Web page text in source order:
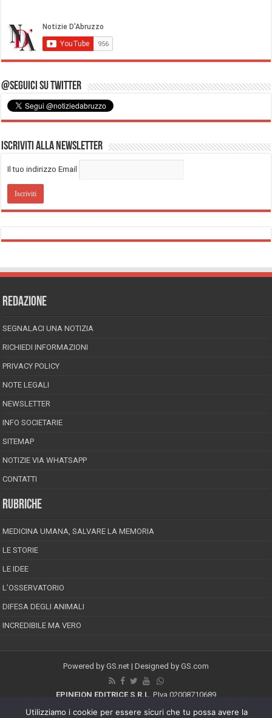
@Seguici su Twitter
Iscriviti alla Newsletter
Il tuo indirizzo Email
REDAZIONE
SEGNALACI UNA NOTIZIA
RICHIEDI INFORMAZIONI
PRIVACY POLICY
NOTE LEGALI
NEWSLETTER
INFO SOCIETARIE
SITEMAP
NOTIZIE VIA WHATSAPP
CONTATTI
RUBRICHE
MEDICINA UMANA, SALVARE LA MEMORIA
LE STORIE
LE IDEE
L’OSSERVATORIO
DIFESA DEGLI ANIMALI
INCREDIBILE MA VERO
Powered by GS.net | Designed by GS.com
EPINEION EDITRICE S.R.L. P.Iva 02008710689
Utilizziamo i cookie per essere sicuri che tu possa avere la